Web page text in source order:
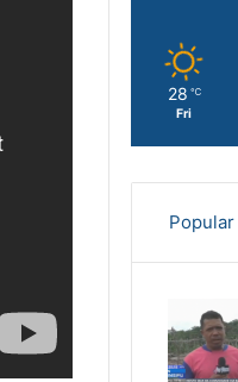
28 ℃
Fri
Popular